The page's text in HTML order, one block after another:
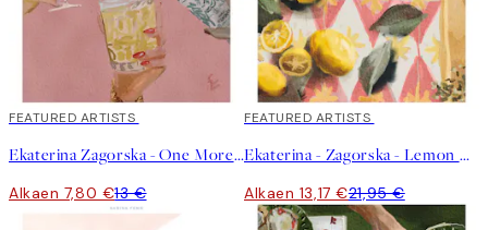
40%*
FEATURED ARTISTS
Ekaterina Zagorska - One More Martini Please Juliste
Alkaen 7,80 €13 €
40%*
FEATURED ARTISTS
Ekaterina - Zagorska - Lemon Cocktail Juliste
Alkaen 13,17 €21,95 €